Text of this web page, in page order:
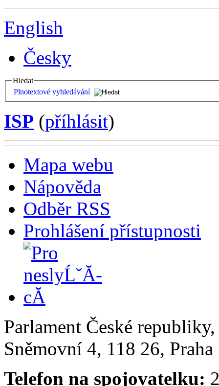
English
Česky
Hledat
Plnotextové vyhledávání
ISP (příhlásit)
Mapa webu
Nápověda
Odběr RSS
Prohlášení přístupnosti
Parlament České
Sněmovní 4, 118 26,
Telefon na spojovatelku: